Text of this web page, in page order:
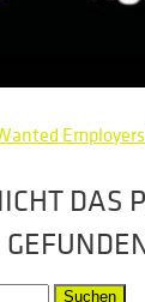
DAS
Suchen